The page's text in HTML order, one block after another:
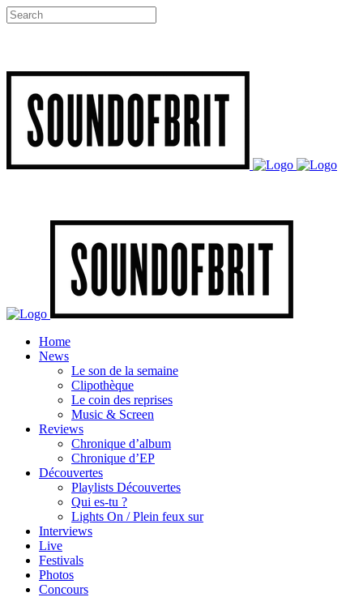
Home
News
Le son de la semaine
Clipothèque
Le coin des reprises
Music & Screen
Reviews
Chronique d’album
Chronique d’EP
Découvertes
Playlists Découvertes
Qui es-tu ?
Lights On / Plein feux sur
Interviews
Live
Festivals
Photos
Concours